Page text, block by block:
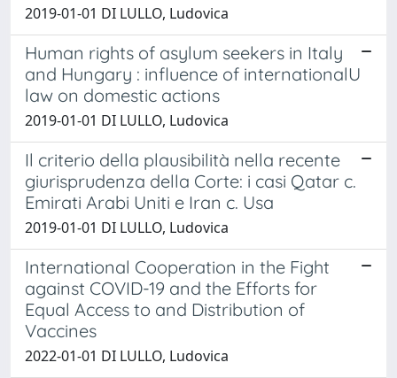
2019-01-01 DI LULLO, Ludovica
Human rights of asylum seekers in Italy
and Hungary : influence of internationalU
law on domestic actions
2019-01-01 DI LULLO, Ludovica
Il criterio della plausibilità nella recente
giurisprudenza della Corte: i casi Qatar c.
Emirati Arabi Uniti e Iran c. Usa
2019-01-01 DI LULLO, Ludovica
International Cooperation in the Fight
against COVID-19 and the Efforts for
Equal Access to and Distribution of
Vaccines
2022-01-01 DI LULLO, Ludovica